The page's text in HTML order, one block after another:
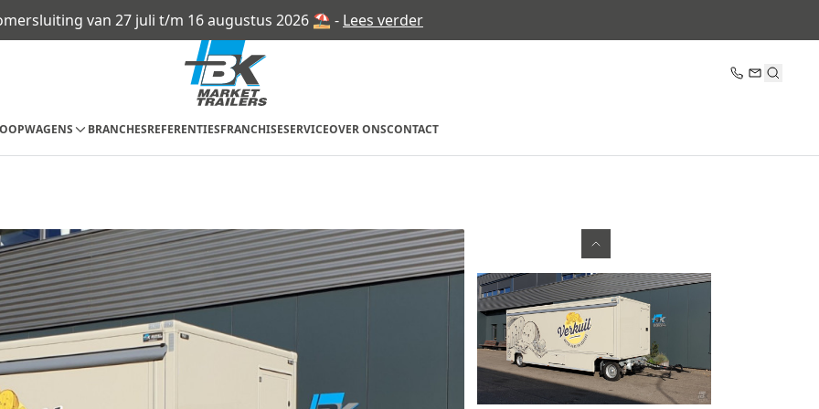
van 27 juli t/m 16 augustus 2026 ⛱ - Lees verder
BRANCHESREFERENTIESFRANCHISESERVICEOVER ONSCONTACT